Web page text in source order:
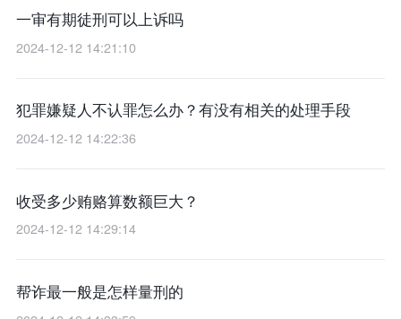
一审有期徒刑可以上诉吗
2024-12-12 14:21:10
犯罪嫌疑人不认罪怎么办？有没有相关的处理手段
2024-12-12 14:22:36
收受多少贿赂算数额巨大？
2024-12-12 14:29:14
帮诈最一般是怎样量刑的